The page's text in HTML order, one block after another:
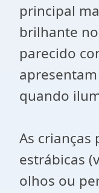
principal
brilhante
parecido
quando
As crianças
estrábicas
olhos ou